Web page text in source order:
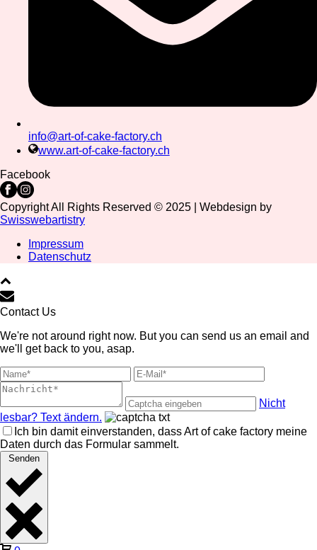
info@art-of-cake-factory.ch
www.art-of-cake-factory.ch
Facebook
Copyright All Rights Reserved © 2025 | Webdesign by
Swisswebartistry
Impressum
Datenschutz
Contact Us
We're not around right now. But you can send us an email and
we'll get back to you, asap.
Nicht
lesbar? Text ändern.
Ich bin damit einverstanden, dass Art of cake factory meine
Daten durch das Formular sammelt.
Senden